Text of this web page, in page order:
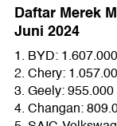
Daftar Merek
Juni 2024
1. BYD: 1.607.000
2. Chery:
3. Geely: 955.000
4. Changan: